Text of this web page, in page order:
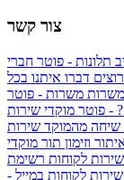
צור קשר
תלונות - פוטר חברי
דברו איתנו בכל
משרות משרות - פוטר
- פוטר מוקדי שירות
שיחה מהמוקד שירות
וזימון תור מוקדי
לקוחות רשימת
שירות לקוחות במייל -